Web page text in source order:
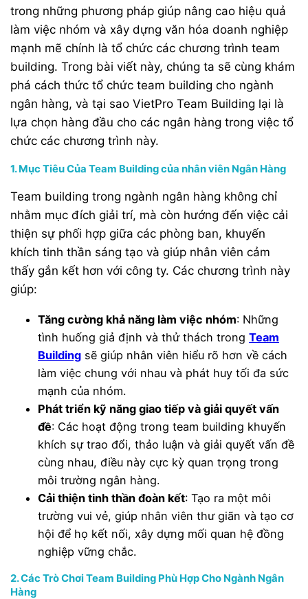
trong những phương pháp giúp nâng cao hiệu quả
làm việc nhóm và xây dựng văn hóa doanh nghiệp
mạnh mẽ chính là tổ chức các chương trình team
building. Trong bài viết này, chúng ta sẽ cùng khám
phá cách thức tổ chức team building cho ngành
ngân hàng, và tại sao VietPro Team Building lại là
lựa chọn hàng đầu cho các ngân hàng trong việc tổ
chức các chương trình này.
1. Mục Tiêu Của Team Building của nhân viên Ngân Hàng
Team building trong ngành ngân hàng không chỉ
nhằm mục đích giải trí, mà còn hướng đến việc cải
thiện sự phối hợp giữa các phòng ban, khuyến
khích tinh thần sáng tạo và giúp nhân viên cảm
thấy gắn kết hơn với công ty. Các chương trình này
giúp:
Tăng cường khả năng làm việc nhóm: Những
tình huống giả định và thử thách trongTeam
Building sẽ giúp nhân viên hiểu rõ hơn về cách
làm việc chung với nhau và phát huy tối đa sức
mạnh của nhóm.
Phát triển kỹ năng giao tiếp và giải quyết vấn
đề: Các hoạt động trong team building khuyến
khích sự trao đổi, thảo luận và giải quyết vấn đề
cùng nhau, điều này cực kỳ quan trọng trong
môi trường ngân hàng.
Cải thiện tinh thần đoàn kết: Tạo ra một môi
trường vui vẻ, giúp nhân viên thư giãn và tạo cơ
hội để họ kết nối, xây dựng mối quan hệ đồng
nghiệp vững chắc.
2. Các Trò Chơi Team Building Phù Hợp Cho Ngành Ngân
Hàng